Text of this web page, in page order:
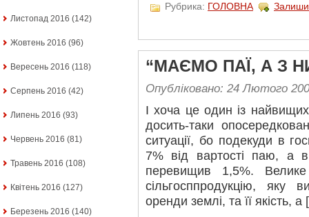
Листопад 2016 (142)
Жовтень 2016 (96)
Вересень 2016 (118)
Серпень 2016 (42)
Липень 2016 (93)
Червень 2016 (81)
Травень 2016 (108)
Квітень 2016 (127)
Березень 2016 (140)
Рубрика: ГОЛОВНА
“МАЄМО ПАЇ, А З
Опубліковано: 24 Лютого
І хоча це один із найвищих
досить-таки
ситуації, бо подекуди в
7% від вартості паю, а
перевищив 1,5%.
сільгосппродукцію, яку
оренди землі, та її якість,